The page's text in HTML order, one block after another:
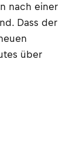
nach einer
Dass der
über